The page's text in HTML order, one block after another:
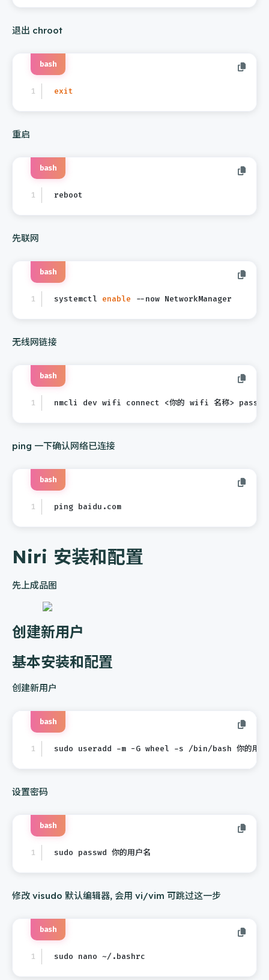
退出 chroot
exit
bash
重启
reboot
bash
先联网
systemctl enable --now NetworkManager
bash
无线网链接
nmcli dev wifi connect <你的 wifi 名称>
bash
ping 一下确认网络已连接
ping baidu.com
bash
Niri 安装和配置
先上成品图
创建新用户
基本安装和配置
创建新用户
sudo useradd -m -G wheel -s /bin/bash 你的用户
bash
设置密码
sudo passwd 你的用户名
bash
修改 visudo 默认编辑器, 会用 vi/vim 可跳过这一步
sudo nano ~/.bashrc
bash